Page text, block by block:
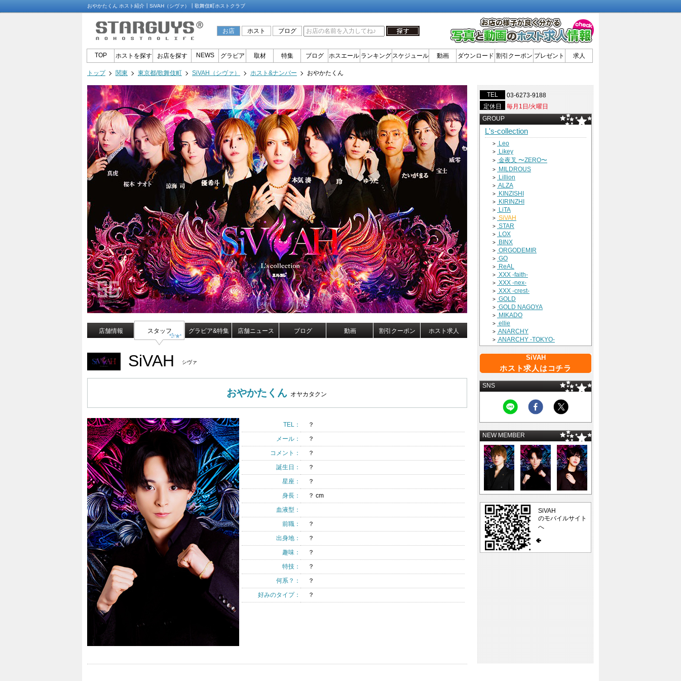
おやかたくん ホスト紹介┃SiVAH（シヴァ）┃歌舞伎町ホストクラブ
お店 ホスト ブログ
TOP ホストを探す お店を探す NEWS グラビア 取材 特集 ブログ ホスエール ランキング スケジュール 動画 ダウンロード 割引クーポン プレゼント 求人
トップ 関東 東京都/歌舞伎町 SiVAH（シヴァ） ホスト&ナンバー おやかたくん
店舗情報 スタッフ グラビア&特集 店舗ニュース ブログ 動画 割引クーポン ホスト求人
SiVAH シヴァ
おやかたくんオヤカタクン
TEL：
？
メール：
？
コメント：
？
誕生日：
？
星座：
？
身長：
？ cm
血液型：
前職：
？
出身地：
？
趣味：
？
特技：
？
何系？：
？
好みのタイプ：
？
TEL
03-6273-9188
定休日
毎月1日/火曜日
GROUP
L's-collection
> Leo
> Likey
> 金夜叉 〜ZERO〜
> MILDROUS
> Lillion
> ALZA
> KINZISHI
> KIRINZHI
> LiTA
> SiVAH
> STAR
> LOX
> BINX
> ORGODEMIR
> GO
> ReAL
> XXX -faith-
> XXX -nex-
> XXX -crest-
> GOLD
> GOLD NAGOYA
> MIKADO
> ellie
> ANARCHY
> ANARCHY -TOKYO-
SiVAH
ホスト求人はコチラ
SNS
NEW MEMBER
SiVAH
のモバイルサイト
へ